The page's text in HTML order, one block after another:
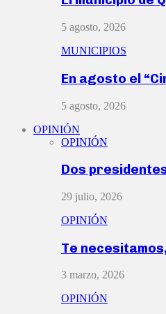
5 agosto, 2026
MUNICIPIOS
En agosto el
5 agosto, 2026
OPINIÓN
OPINIÓN
Dos
29 julio, 2026
OPINIÓN
Te
3 marzo, 2026
OPINIÓN